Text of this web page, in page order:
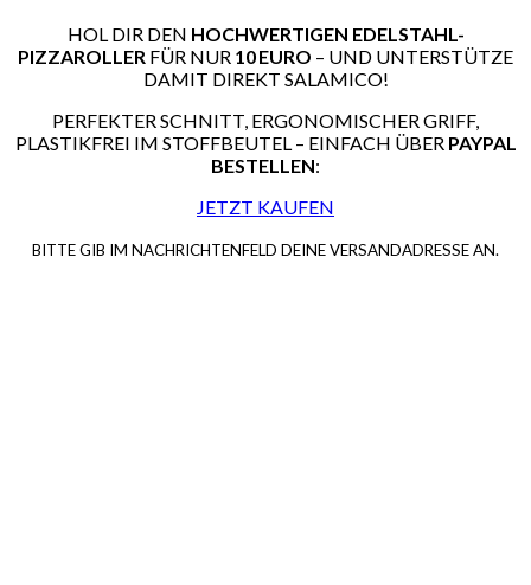
HOL DIR DEN HOCHWERTIGEN EDELSTAHL-
PIZZAROLLER FÜR NUR 10 EURO – UND UNTERSTÜTZE
DAMIT DIREKT SALAMICO!
PERFEKTER SCHNITT, ERGONOMISCHER GRIFF,
PLASTIKFREI IM STOFFBEUTEL – EINFACH ÜBER PAYPAL
BESTELLEN:
JETZT KAUFEN
BITTE GIB IM NACHRICHTENFELD DEINE VERSANDADRESSE AN.